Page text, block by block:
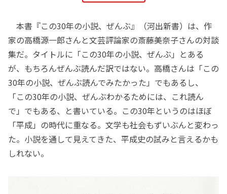
本書『この30年の小説、ぜんぶ』（河出新書）は、作
家の高橋源一郎さんと文芸評論家の斎藤美奈子さんの対談
集だ。タイトルに「この30年の小説、ぜんぶ」とある
が、もちろんぜんぶ読んだ訳ではない。高橋さんは「この
30年の小説、ぜんぶ読んでみたかった」でもあるし、
「この30年の小説、ぜんぶわかるためには、これ読ん
で」でもある、と書いている。この30年というのはほぼ
「平成」の時代に重なる。文学も社会もずいぶんと変わっ
た。小説を通して見えてきた、平成史の試みと言えるかも
しれない。